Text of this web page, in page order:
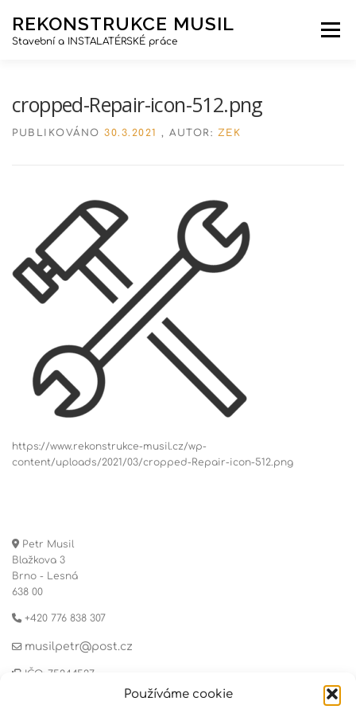
Používáme cookie
obsah
REKONSTRUKCE MUSIL
Stavební a INSTALATÉRSKÉ práce
Menu
cropped-Repair-icon-512.png
PUBLIKOVÁNO 30.3.2021 , AUTOR: ZEK
https://www.rekonstrukce-musil.cz/wp-
content/uploads/2021/03/cropped-Repair-icon-512.png
Petr Musil
Blažkova 3
Brno - Lesná
638 00
+420 776 838 307
musilpetr@post.cz
IČO: 75244527